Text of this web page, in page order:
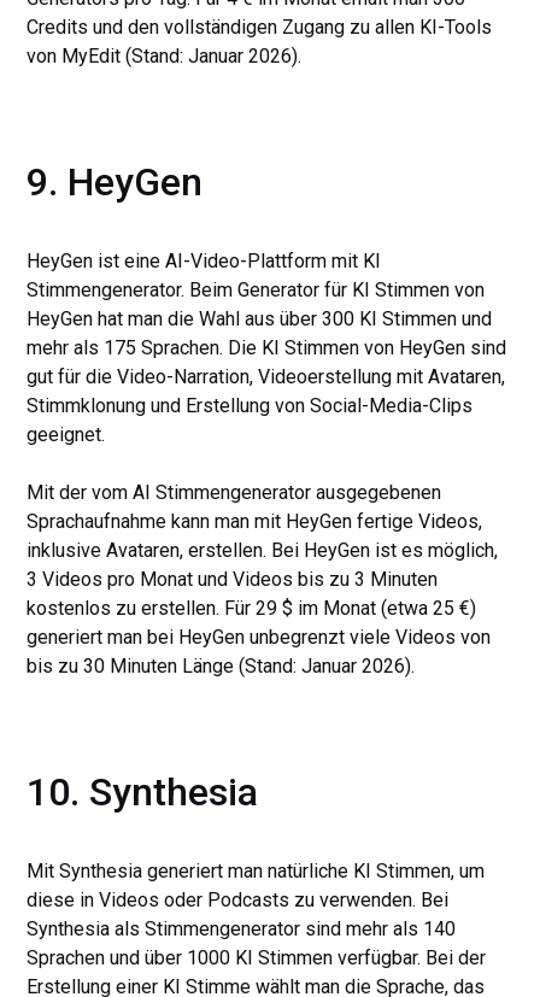
Credits und den vollständigen Zugang zu allen KI-Tools
von MyEdit (Stand: Januar 2026).
9. HeyGen
HeyGen ist eine AI-Video-Plattform mit KI
Stimmengenerator. Beim Generator für KI Stimmen von
HeyGen hat man die Wahl aus über 300 KI Stimmen und
mehr als 175 Sprachen. Die KI Stimmen von HeyGen sind
gut für die Video-Narration, Videoerstellung mit Avataren,
Stimmklonung und Erstellung von Social-Media-Clips
geeignet.
Mit der vom AI Stimmengenerator ausgegebenen
Sprachaufnahme kann man mit HeyGen fertige Videos,
inklusive Avataren, erstellen. Bei HeyGen ist es möglich,
3 Videos pro Monat und Videos bis zu 3 Minuten
kostenlos zu erstellen. Für 29 $ im Monat (etwa 25 €)
generiert man bei HeyGen unbegrenzt viele Videos von
bis zu 30 Minuten Länge (Stand: Januar 2026).
10. Synthesia
Mit Synthesia generiert man natürliche KI Stimmen, um
diese in Videos oder Podcasts zu verwenden. Bei
Synthesia als Stimmengenerator sind mehr als 140
Sprachen und über 1000 KI Stimmen verfügbar. Bei der
Erstellung einer KI Stimme wählt man die Sprache, das